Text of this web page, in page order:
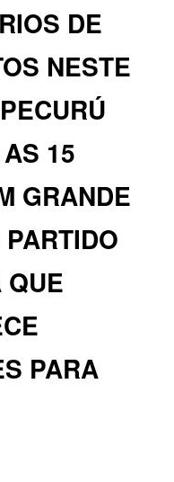
DE
NESTE
15
GRANDE
QUE
PARA